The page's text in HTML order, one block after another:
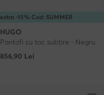
extra -15% Cod: SUMMER
HUGO
Pantofi cu toc subțire · Negru
856,90 Lei